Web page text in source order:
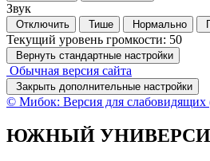
Звук
Отключить Тише Нормально
Текущий уровень громкости: 50
Вернуть стандартные настройки
Обычная версия сайта
Закрыть дополнительные настройки
© Мибок: Версия для слабовидящих
ЮЖНЫЙ